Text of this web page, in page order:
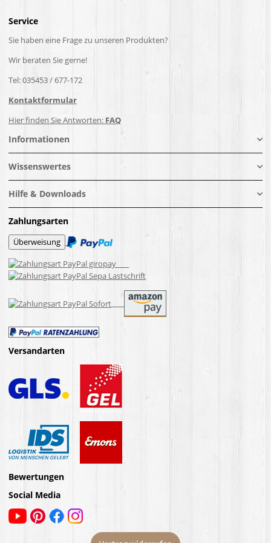
Service
Sie haben eine Frage zu unseren Produkten?
Wir beraten Sie gerne!
Tel: 035453 / 677-172
Kontaktformular
Hier finden Sie Antworten: FAQ
Informationen
Wissenswertes
Hilfe & Downloads
Zahlungsarten
Versandarten
Bewertungen
Social Media